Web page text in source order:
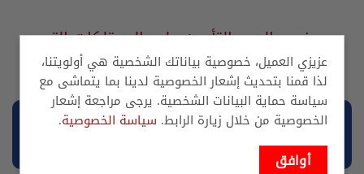
بعض بواليص التأمين على الممتلكات التي
نقدّمها
تأمين جماعي ضد الحوادث الشخصية
عزيزي العميل، خصوصية بياناتك الشخصية هي أولويتنا،
لذا قمنا بتحديث إشعار الخصوصية لدينا بما يتماشى مع
سياسة حماية البيانات الشخصية. يرجى مراجعة إشعار
الخصوصية من خلال زيارة الرابط. سياسة الخصوصية.
أوافق